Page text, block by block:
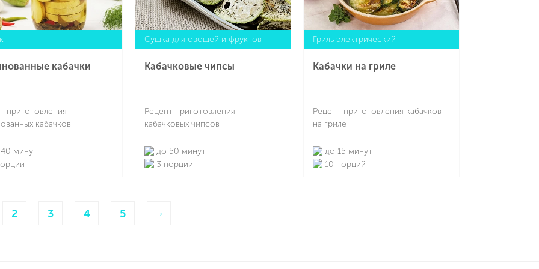
а еще помогает
близких необычными
даже сладкий десерт из печенья.
кабачки
приготовления
кабачков
минут
Сушка для овощей и фруктов
Кабачковые чипсы
Рецепт приготовления
кабачковых чипсов
до 50 минут
3 порции
Гриль электрический
Кабачки на гриле
Рецепт приготовления кабачков
на гриле
до 15 минут
10 порций
2 3 4 5 →